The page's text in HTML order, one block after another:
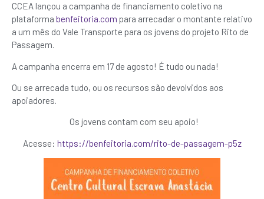
CCEA lançou a campanha de financiamento coletivo na
plataforma benfeitoria.com para arrecadar o montante relativo
a um mês do Vale Transporte para os jovens do projeto Rito de
Passagem.
A campanha encerra em 17 de agosto! É tudo ou nada!
Ou se arrecada tudo, ou os recursos são devolvidos aos
apoiadores.
Os jovens contam com seu apoio!
Acesse: https://benfeitoria.com/rito-de-passagem-p5z